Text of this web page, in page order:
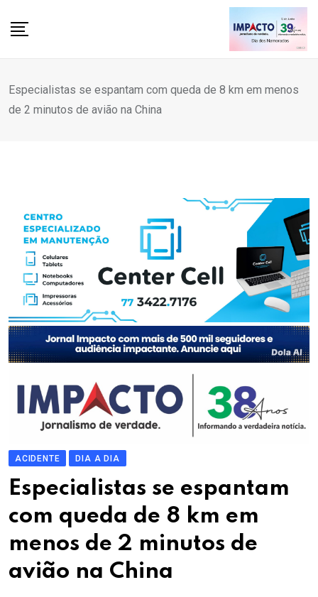
Especialistas se espantam com queda de 8 km em menos
de 2 minutos de avião na China
ACIDENTE DIA A DIA
Especialistas se espantam
com queda de 8 km em
menos de 2 minutos de
avião na China